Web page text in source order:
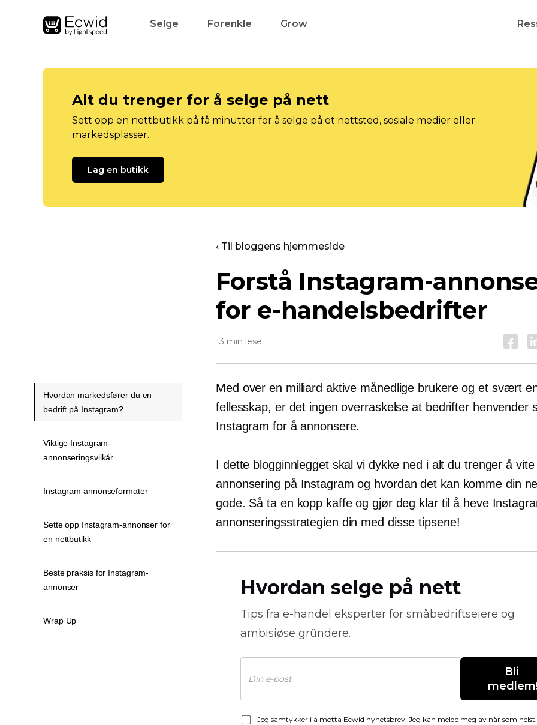
Selge Forenkle Grow
Alt du trenger for å selge på nett
Sett opp en nettbutikk på få minutter for å selge på et nettsted, sosiale medier eller
markedsplasser.
Lag en butikk
‹ Til bloggens hjemmeside
Forstå Instagram-
for e-handelsbedrifter
13 min lese
Med over en milliard aktive månedlige brukere og et svært
fellesskap, er det ingen overraskelse at bedrifter henvender
Instagram for å annonsere.
I dette blogginnlegget skal vi dykke ned i alt du trenger å vite
annonsering på Instagram og hvordan det kan komme din
gode. Så ta en kopp kaffe og gjør deg klar til å heve
annonseringsstrategien din med disse tipsene!
Hvordan selge på nett
Tips fra e-handel eksperter for småbedriftseiere og
ambisiøse gründere.
Bli
Jeg samtykker i å motta Ecwid nyhetsbrev. Jeg kan melde meg av når som helst.
Hvordan markedsfører du en
bedrift på Instagram?
Viktige Instagram-
annonseringsvilkår
Instagram annonseformater
Sette opp Instagram-annonser for
en nettbutikk
Beste praksis for Instagram-
annonser
Wrap Up